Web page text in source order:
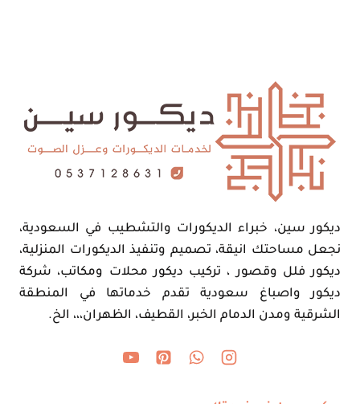
ديكور سين، خبراء الديكورات والتشطيب في السعودية،
نجعل مساحتك انيقة، تصميم وتنفيذ الديكورات المنزلية،
ديكور فلل وقصور ، تركيب ديكور محلات ومكاتب، شركة
ديكور واصباغ سعودية تقدم خدماتها في المنطقة
الشرقية ومدن الدمام الخبر، القطيف، الظهران،،، الخ.